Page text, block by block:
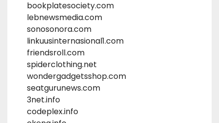
bookplatesociety.com
lebnewsmedia.com
sonosonora.com
linkuusinternasional1.com
friendsroll.com
spiderclothing.net
wondergadgetsshop.com
seatgurunews.com
3net.info
codeplex.info